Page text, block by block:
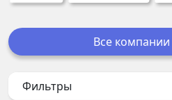
Все компании
Фильтры